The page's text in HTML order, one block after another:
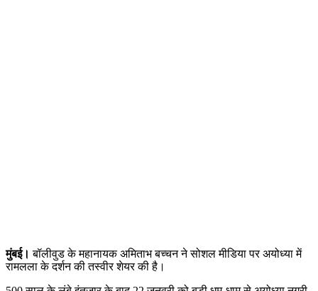
मुंबई। बॉलीवुड के महानायक अमिताभ बच्चन ने सोशल मीडिया पर अयोध्या में
रामलला के दर्शन की तस्वीर शेयर की है।